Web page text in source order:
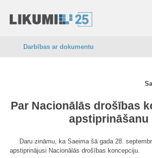
Darbības ar dokumentu
Par Nacionālās drošības
apstiprināšanu
Daru zināmu, ka Saeima šā gada 28.
apstiprinājusi Nacionālās drošības koncepciju.